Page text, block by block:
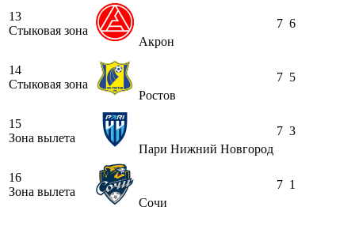
13
Стыковая зона
Акрон
7 6
14
Стыковая зона
Ростов
7 5
15
Зона вылета
Пари Нижний Новгород
7 3
16
Зона вылета
Сочи
7 1